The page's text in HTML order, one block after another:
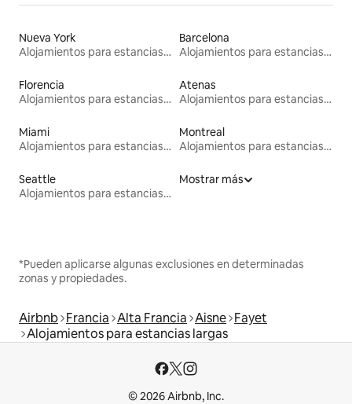
Nueva York
Alojamientos para estancias largas
Barcelona
Alojamientos para estancias largas
Florencia
Alojamientos para estancias largas
Atenas
Alojamientos para estancias largas
Miami
Alojamientos para estancias largas
Montreal
Alojamientos para estancias largas
Seattle
Alojamientos para estancias largas
Mostrar más
*Pueden aplicarse algunas exclusiones en determinadas
zonas y propiedades.
Airbnb Francia Alta Francia Aisne Fayet
Alojamientos para estancias largas
© 2026 Airbnb, Inc.